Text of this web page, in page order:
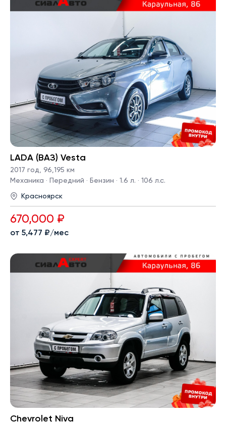
LADA (ВАЗ) Vesta
2017 год
96,195 км
Механика · Передний · Бензин · 1.6 л. · 106 л.с.
Красноярск
670,000 ₽
от 5,477 ₽/мес
Chevrolet Niva